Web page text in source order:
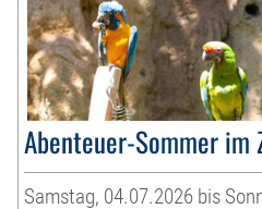
Abenteuer-Sommer im
Samstag, 04.07.2026 bis